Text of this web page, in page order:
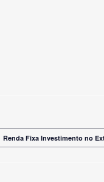
Renda Fixa Investimento no